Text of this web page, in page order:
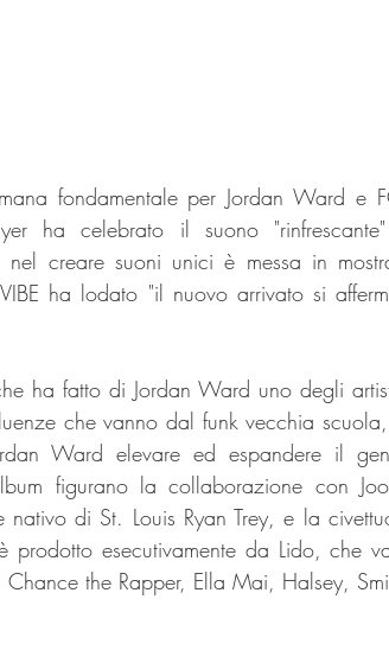
fondamentale per Jordan Ward e
ha celebrato il suono
creare suoni unici è messa in
ha lodato "il nuovo arrivato si
ha fatto di Jordan Ward uno degli
che vanno dal funk vecchia
Ward elevare ed espandere il
figurano la collaborazione con
di St. Louis Ryan Trey, e la
esecutivamente da Lido, che
the Rapper, Ella Mai, Halsey,